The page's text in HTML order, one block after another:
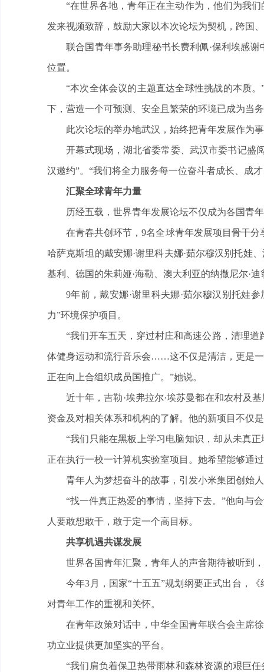
“在世界各地，青年正在主动作为，他们为我
发来视频致辞，鼓励大家以本次论坛为契机，跨国
联合国青年事务助理秘书长费利佩·保利埃感
位置。
“本次全体会议的主题直达全球性挑战的本质
下，营造一个可预测、安全且繁荣的环境已成为当
此次论坛的举办地武汉，始终把青年发展作为
开幕式现场，湖北省委常委、武汉市委书记盛
汉邀约”。“我们将全力服务每一位奋斗者成长、成
汇聚全球青年力量
历经五载，世界青年发展论坛不仅成为各国青
在青春共创环节，9名全球青年发展项目骨干
哈萨克斯坦的戴安娜·谢里科夫娜·茹尔穆汉别托娃
基利、德国的朱莉娅·海勒、澳大利亚的纳撒尼尔·
9年前，戴安娜·谢里科夫娜·茹尔穆汉别托娃
力”环境保护项目。
“我们开车五天，穿过村庄和高速公路，清理
体健身运动和流行音乐会……这不仅是清洁，更是一
正在向上合组织成员国推广。”她说。
近十年，吉勒·埃弗拉尔·埃苏曼都在和农村及
资金及对相关体系和机构的了解。他的新项目不仅
“我们只能在黑板上学习电脑知识，却从未真
正在执行一校一计算机实验室项目。她希望能够通
青年人为梦想奋斗的故事，引发小米集团创始
“找一件真正热爱的事情，坚持下去。”他向与
人要敢想敢干，敢于定一个高目标。
共享机遇共谋发展
世界各国青年汇聚，青年人的声音期待被听到
今年3月，国家“十五五”规划纲要正式出台，
对青年工作的重视和关怀。
在青年政策对话中，中华全国青年联合会主席
功立业提供更加坚实的平台。
“我们肩负着保卫热带雨林和森林资源的艰巨